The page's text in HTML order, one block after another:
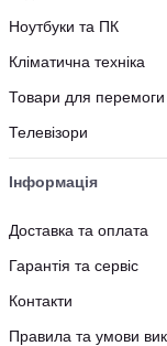
Ноутбуки та ПК
Кліматична техніка
Товари для перемоги
Телевізори
Інформація
Доставка та оплата
Гарантія та сервіс
Контакти
Правила та умови